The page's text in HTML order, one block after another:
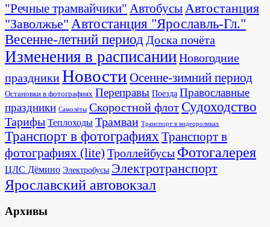
"Речные трамвайчики" АвтобусыАвтостанция
"Заволжье" Автостанция "Ярославль-Гл."
Весенне-летний период Доска почёта
Изменения в расписанииНовогодние
праздникиНовости Осенне-зимний период
Остановки в фотографиях Переправы Поезда Православные
праздники Самолёты Скоростной флот Судоходство
Тарифы Теплоходы Трамваи Транспорт в видеороликах
Транспорт в фотографияхТранспорт в
фотографиях (lite) Троллейбусы Фотогалерея
ЦЛС Дёмино Электробусы Электротранспорт
Ярославский автовокзал
Архивы